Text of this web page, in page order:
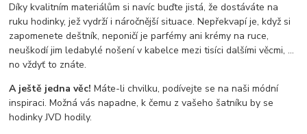
Díky kvalitním materiálům si navíc buďte jistá, že dostáváte na
ruku hodinky, jež vydrží i náročnější situace. Nepřekvapí je, když si
zapomenete deštník, neponičí je parfémy ani krémy na ruce,
neuškodí jim ledabylé nošení v kabelce mezi tisíci dalšími věcmi, …
no vždyť to znáte.
A ještě jedna věc! Máte-li chvilku, podívejte se na naši módní
inspiraci. Možná vás napadne, k čemu z vašeho šatníku by se
hodinky JVD hodily.